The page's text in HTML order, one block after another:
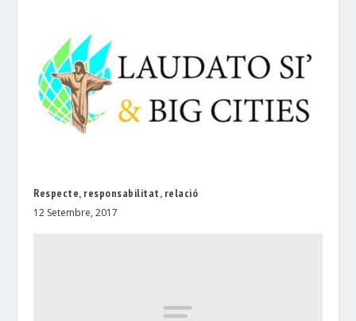
Respecte, responsabilitat, relació
12 Setembre, 2017